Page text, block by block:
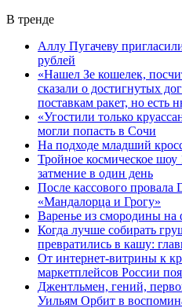
В тренде
Аллу Пугачеву
рублей
«Нашел Зе кошелек,
сказали о достигнутых
поставкам ракет, но есть
«Угостили только
могли попасть в Сочи
На подходе младший
Тройное космическое шоу
затмение в один день
После кассового провала
«Мандалорца и Грогу»
Варенье из смородины на
Когда лучше собирать
превратились в кашу:
От интернет-витрины к
маркетплейсов России
Джентльмен, гений,
Уильям Орбит в